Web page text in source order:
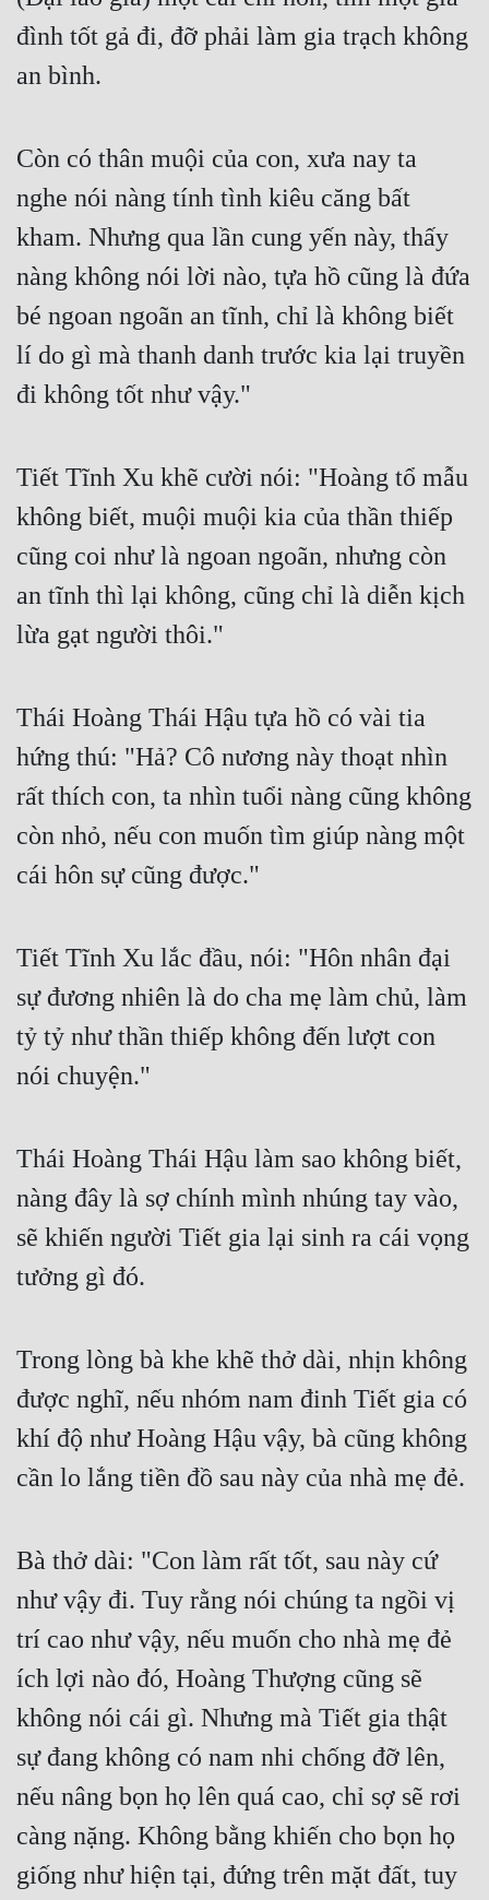
Đẹp
Đẹp Hiệp
Tính Cách Nhân Vật :
Cơ Trí
Sát Phạt Quyết Đoán
Vô Sỉ
Điềm Đạm
đình tốt gả đi, đỡ phải làm gia trạch không
an bình.
Còn có thân muội của con, xưa nay ta
nghe nói nàng tính tình kiêu căng bất
kham. Nhưng qua lần cung yến này, thấy
nàng không nói lời nào, tựa hồ cũng là đứa
bé ngoan ngoãn an tĩnh, chỉ là không biết
lí do gì mà thanh danh trước kia lại truyền
đi không tốt như vậy."
Tiết Tĩnh Xu khẽ cười nói: "Hoàng tổ mẫu
không biết, muội muội kia của thần thiếp
cũng coi như là ngoan ngoãn, nhưng còn
an tĩnh thì lại không, cũng chỉ là diễn kịch
lừa gạt người thôi."
Thái Hoàng Thái Hậu tựa hồ có vài tia
hứng thú: "Hả? Cô nương này thoạt nhìn
rất thích con, ta nhìn tuổi nàng cũng không
còn nhỏ, nếu con muốn tìm giúp nàng một
cái hôn sự cũng được."
Tiết Tĩnh Xu lắc đầu, nói: "Hôn nhân đại
sự đương nhiên là do cha mẹ làm chủ, làm
tỷ tỷ như thần thiếp không đến lượt con
nói chuyện."
Thái Hoàng Thái Hậu làm sao không biết,
nàng đây là sợ chính mình nhúng tay vào,
sẽ khiến người Tiết gia lại sinh ra cái vọng
tưởng gì đó.
Trong lòng bà khe khẽ thở dài, nhịn không
được nghĩ, nếu nhóm nam đinh Tiết gia có
khí độ như Hoàng Hậu vậy, bà cũng không
cần lo lắng tiền đồ sau này của nhà mẹ đẻ.
Bà thở dài: "Con làm rất tốt, sau này cứ
như vậy đi. Tuy rằng nói chúng ta ngồi vị
trí cao như vậy, nếu muốn cho nhà mẹ đẻ
ích lợi nào đó, Hoàng Thượng cũng sẽ
không nói cái gì. Nhưng mà Tiết gia thật
sự đang không có nam nhi chống đỡ lên,
nếu nâng bọn họ lên quá cao, chỉ sợ sẽ rơi
càng nặng. Không bằng khiến cho bọn họ
giống như hiện tại, đứng trên mặt đất, tuy